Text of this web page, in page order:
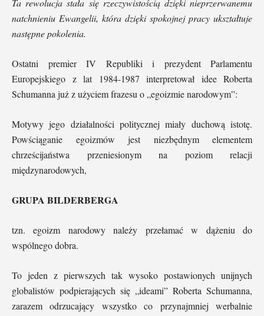
Ta rewolucja stała się rzeczywistością dzięki nieprzerwanemu
natchnieniu Ewangelii, która dzięki spokojnej pracy ukształtuje
następne pokolenia.
Ostatni premier IV Republiki i prezydent Parlamentu
Europejskiego z lat 1984-1987 interpretował idee Roberta
Schumanna już z użyciem frazesu o „egoizmie narodowym”:
Motywy jego działalności politycznej miały duchową istotę.
Powściąganie egoizmów jest niezbędnym elementem
chrześcijaństwa przeniesionym na poziom relacji
międzynarodowych,
GRUPA BILDERBERGA
tzn. egoizm narodowy należy przełamać w dążeniu do
wspólnego dobra.
To jeden z pierwszych tak wysoko postawionych unijnych
globalistów podpierających się „ideami” Roberta Schumanna,
zarazem odrzucający wszystko co przynajmniej werbalnie